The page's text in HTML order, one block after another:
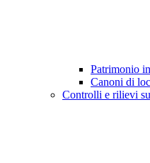
Patrimonio
Canoni di
Controlli e rilievi